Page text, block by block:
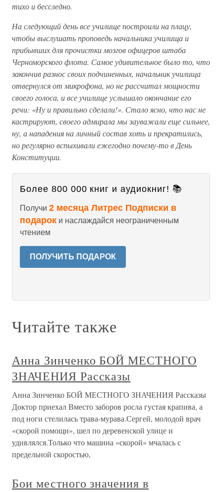
тихо и бесследно.
На следующий день все училище построили на плацу,
чтобы выслушать проповедь начальника училища и
прибывших для прочистки мозгов офицеров штаба
Черноморского флота. Самое удивительное было то, что
закончив разнос своих подчиненных, начальник училища
отвернулся от микрофона, но не рассчитал мощности
своего голоса, и все училище услышало окончание его
речи: «Ну и правильно сделали!». Стало ясно, что нас не
кастрируют, своего адмирала мы зауважали еще сильнее,
ну, а нападения на личный состав хоть и прекратились,
но регулярно вспыхивали ежегодно почему-то в День
Конституции.
Более 800 000 книг и аудиокниг! 📚
Получи 2 месяца Литрес Подписки в
подарок и наслаждайся неограниченным
чтением
ПОЛУЧИТЬ ПОДАРОК
Читайте также
Анна Зинченко БОЙ МЕСТНОГО
ЗНАЧЕНИЯ Рассказы
Анна Зинченко БОЙ МЕСТНОГО ЗНАЧЕНИЯ Рассказы
Доктор приехал Вместо заборов росла густая крапива, а
под ноги стелилась трава-мурава.Сергей, молодой врач
«скорой помощи», шел по деревенской улице и
удивлялся.Только что машина «скорой» мчалась с
предельной скоростью,
Бои местного значения в